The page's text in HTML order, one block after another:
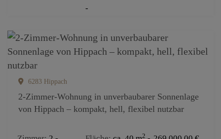
2-Zimmer-Wohnung in unverbaubarer Sonnenlage
von Hippach – kompakt, hell, flexibel nutzbar
6283 Hippach
2